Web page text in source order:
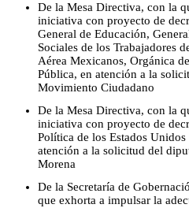
De la Mesa Directiva, con la
iniciativa con proyecto de
General de Educación,
Sociales de los Trabajadores
Aérea Mexicanos, Orgánica
Pública, en atención a la
Movimiento Ciudadano
De la Mesa Directiva, con la
iniciativa con proyecto de
Política de los Estados
atención a la solicitud del
Morena
De la Secretaría de
que exhorta a impulsar la